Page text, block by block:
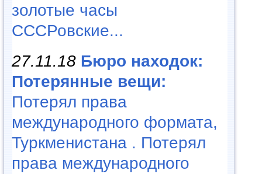
золотые часы
СССРовские...
27.11.18 Бюро находок:
Потерянные вещи:
Потерял права
международного формата,
Туркменистана . Потерял
права международного